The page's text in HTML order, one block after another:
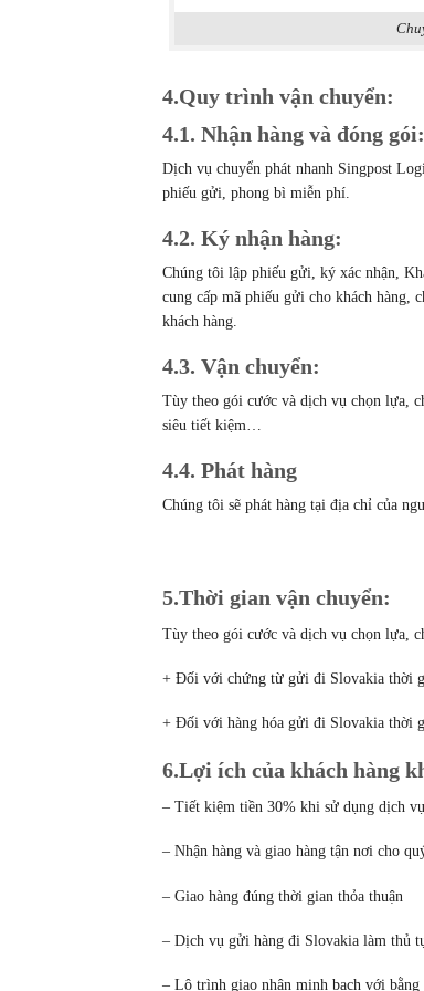
4.Quy trình vận chuyển:
4.1. Nhận hàng và đóng gói:
Dịch vụ chuyển phát nhanh Singpost
phiếu gửi, phong bì miễn phí.
4.2. Ký nhận hàng:
Chúng tôi lập phiếu gửi, ký xác nhận,
cung cấp mã phiếu gửi cho khách
khách hàng.
4.3. Vận chuyển:
Tùy theo gói cước và dịch vụ chọn lựa,
siêu tiết kiệm…
4.4. Phát hàng
Chúng tôi sẽ phát hàng tại địa chỉ của
5.Thời gian vận chuyển:
Tùy theo gói cước và dịch vụ chọn lựa,
+ Đối với chứng từ gửi đi Slovakia thời
+ Đối với hàng hóa gửi đi Slovakia thời
6.Lợi ích của khách hàng
– Tiết kiệm tiền 30% khi sử dụng dịch
– Nhận hàng và giao hàng tận nơi cho
– Giao hàng đúng thời gian thỏa thuận
– Dịch vụ gửi hàng đi Slovakia làm thủ
– Lộ trình giao nhận minh bạch với bằng